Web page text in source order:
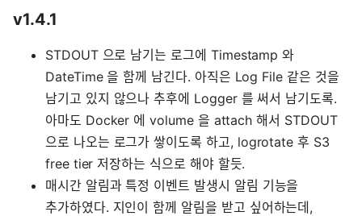
v1.4.1
STDOUT 으로 남기는 로그에 Timestamp 와
DateTime 을 함께 남긴다. 아직은 Log File 같은 것을
남기고 있지 않으나 추후에 Logger 를 써서 남기도록.
아마도 Docker 에 volume 을 attach 해서 STDOUT
으로 나오는 로그가 쌓이도록 하고, logrotate 후 S3
free tier 저장하는 식으로 해야 할듯.
매시간 알림과 특정 이벤트 발생시 알림 기능을
추가하였다. 지인이 함께 알림을 받고 싶어하는데,